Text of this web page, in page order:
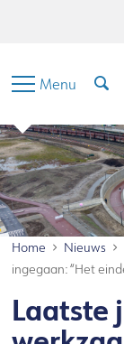
Menu
Home Nieuws
ingegaan: “Het
Laatste